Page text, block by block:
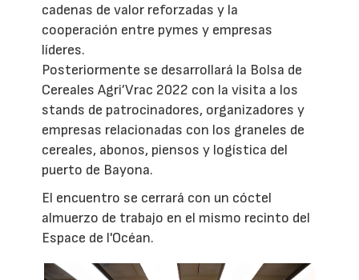
cadenas de valor reforzadas y la
cooperación entre pymes y empresas
líderes.
Posteriormente se desarrollará la Bolsa de
Cereales Agri’Vrac 2022 con la visita a los
stands de patrocinadores, organizadores y
empresas relacionadas con los graneles de
cereales, abonos, piensos y logística del
puerto de Bayona.
El encuentro se cerrará con un cóctel
almuerzo de trabajo en el mismo recinto del
Espace de l'Océan.